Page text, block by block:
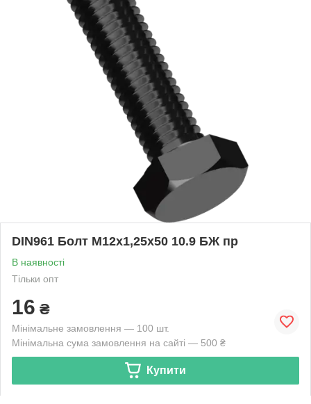
DIN961 Болт М12х1,25х50 10.9 БЖ пр
В наявності
Тільки опт
16 ₴
Мінімальне замовлення — 100 шт.
Мінімальна сума замовлення на сайті — 500 ₴
Купити